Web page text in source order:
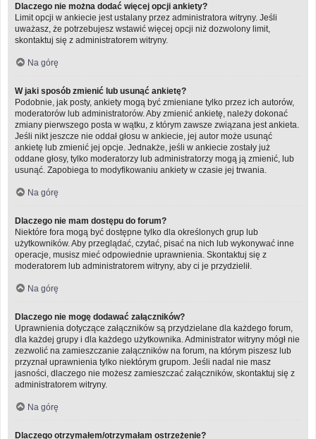
Dlaczego nie można dodać więcej opcji ankiety?
Limit opcji w ankiecie jest ustalany przez administratora witryny. Jeśli
uważasz, że potrzebujesz wstawić więcej opcji niż dozwolony limit,
skontaktuj się z administratorem witryny.
Na górę
W jaki sposób zmienić lub usunąć ankietę?
Podobnie, jak posty, ankiety mogą być zmieniane tylko przez ich autorów,
moderatorów lub administratorów. Aby zmienić ankietę, należy dokonać
zmiany pierwszego posta w wątku, z którym zawsze związana jest ankieta.
Jeśli nikt jeszcze nie oddał głosu w ankiecie, jej autor może usunąć
ankietę lub zmienić jej opcje. Jednakże, jeśli w ankiecie zostały już
oddane głosy, tylko moderatorzy lub administratorzy mogą ją zmienić, lub
usunąć. Zapobiega to modyfikowaniu ankiety w czasie jej trwania.
Na górę
Dlaczego nie mam dostępu do forum?
Niektóre fora mogą być dostępne tylko dla określonych grup lub
użytkowników. Aby przeglądać, czytać, pisać na nich lub wykonywać inne
operacje, musisz mieć odpowiednie uprawnienia. Skontaktuj się z
moderatorem lub administratorem witryny, aby ci je przydzielił.
Na górę
Dlaczego nie mogę dodawać załączników?
Uprawnienia dotyczące załączników są przydzielane dla każdego forum,
dla każdej grupy i dla każdego użytkownika. Administrator witryny mógł nie
zezwolić na zamieszczanie załączników na forum, na którym piszesz lub
przyznał uprawnienia tylko niektórym grupom. Jeśli nadal nie masz
jasności, dlaczego nie możesz zamieszczać załączników, skontaktuj się z
administratorem witryny.
Na górę
Dlaczego otrzymałem/otrzymałam ostrzeżenie?